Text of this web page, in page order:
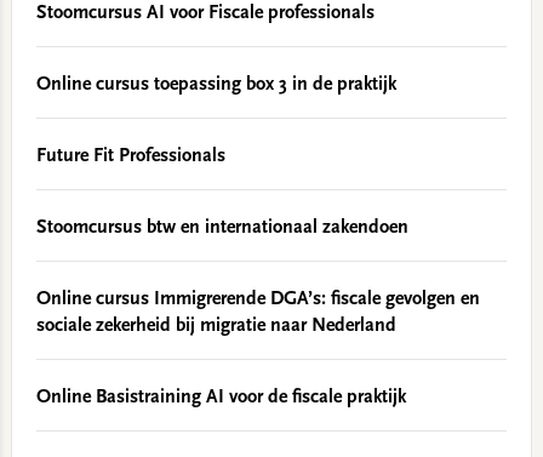
Stoomcursus AI voor Fiscale professionals
Online cursus toepassing box 3 in de praktijk
Future Fit Professionals
Stoomcursus btw en internationaal zakendoen
Online cursus Immigrerende DGA’s: fiscale gevolgen en
sociale zekerheid bij migratie naar Nederland
Online Basistraining AI voor de fiscale praktijk